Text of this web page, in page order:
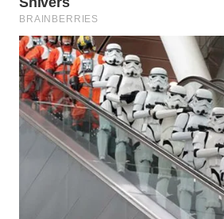
WN
NIAS
WN
LANGKAT
WN
TAPANULI
SELATAN